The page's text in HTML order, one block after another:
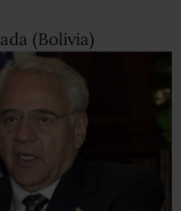
(Bolivia)